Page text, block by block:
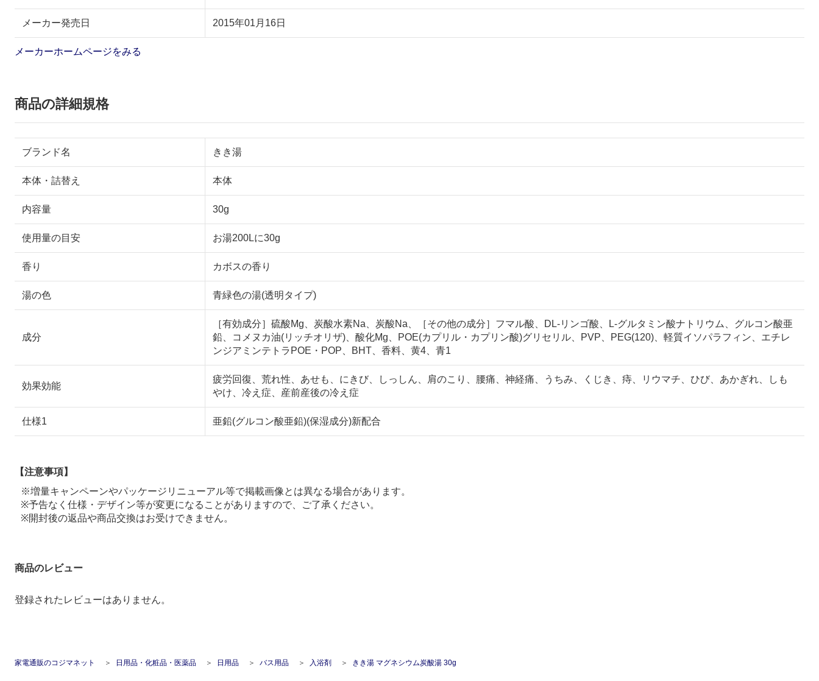
メーカー発売日 2015年01月16日
メーカーホームページをみる
商品の詳細規格
ブランド名 きき湯
本体・詰替え 本体
内容量 30g
使用量の目安 お湯200Lに30g
香り カボスの香り
湯の色 青緑色の湯(透明タイプ)
成分
［有効成分］硫酸Mg、炭酸水素Na、炭酸Na、［その他の成分］フマル酸、DL-リンゴ酸、L-グルタミン酸ナトリウム、グルコン酸亜
鉛、コメヌカ油(リッチオリザ)、酸化Mg、POE(カプリル・カプリン酸)グリセリル、PVP、PEG(120)、軽質イソパラフィン、エチレ
ンジアミンテトラPOE・POP、BHT、香料、黄4、青1
効果効能
疲労回復、荒れ性、あせも、にきび、しっしん、肩のこり、腰痛、神経痛、うちみ、くじき、痔、リウマチ、ひび、あかぎれ、しも
やけ、冷え症、産前産後の冷え症
仕様1 亜鉛(グルコン酸亜鉛)(保湿成分)新配合
【注意事項】
※増量キャンペーンやパッケージリニューアル等で掲載画像とは異なる場合があります。
※予告なく仕様・デザイン等が変更になることがありますので、ご了承ください。
※開封後の返品や商品交換はお受けできません。
商品のレビュー
登録されたレビューはありません。
家電通販のコジマネット 日用品・化粧品・医薬品 日用品 バス用品 入浴剤 きき湯 マグネシウム炭酸湯 30g